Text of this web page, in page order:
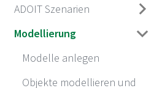
ADOIT Szenarien
Modellierung
Modelle anlegen
Objekte modellieren und